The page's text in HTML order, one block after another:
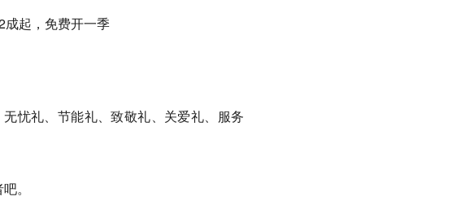
成起，免费开一季
忧礼、节能礼、致敬礼、关爱礼、服务
。